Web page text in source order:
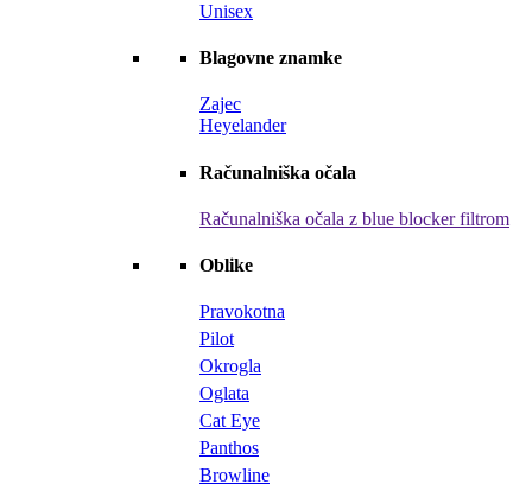
Unisex
Blagovne znamke
Zajec
Heyelander
Računalniška očala
Računalniška očala z blue blocker filtrom
Oblike
Pravokotna
Pilot
Okrogla
Oglata
Cat Eye
Panthos
Browline